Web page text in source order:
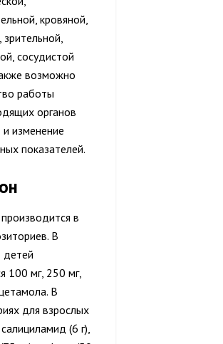
кровяной,
сосудистой
возможно
работы
органов
и изменение
показателей.
в
В
детей
100 мг, 250 мг,
В
для взрослых
(6 г),